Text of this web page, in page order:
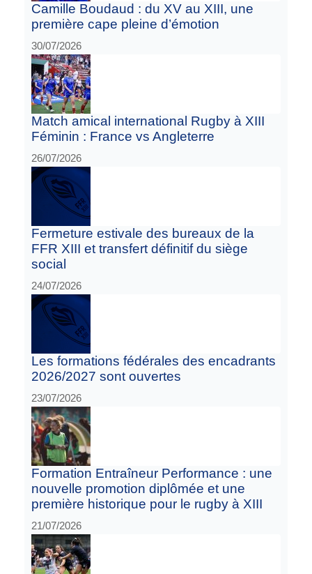
Camille Boudaud : du XV au XIII, une
première cape pleine d’émotion
30/07/2026
Match amical international Rugby à XIII
Féminin : France vs Angleterre
26/07/2026
Fermeture estivale des bureaux de la
FFR XIII et transfert définitif du siège
social
24/07/2026
Les formations fédérales des encadrants
2026/2027 sont ouvertes
23/07/2026
Formation Entraîneur Performance : une
nouvelle promotion diplômée et une
première historique pour le rugby à XIII
21/07/2026